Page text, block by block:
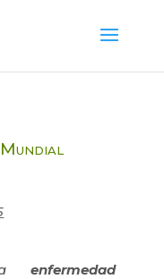
enfermedad